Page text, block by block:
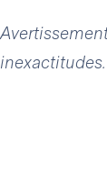
inexactitudes.